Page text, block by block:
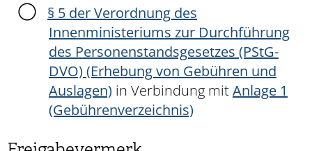
§ 5 der Verordnung des
Innenministeriums zur Durchführung
des Personenstandsgesetzes (PStG-
DVO) (Erhebung von Gebühren und
Auslagen) in Verbindung mitAnlage 1
(Gebührenverzeichnis)